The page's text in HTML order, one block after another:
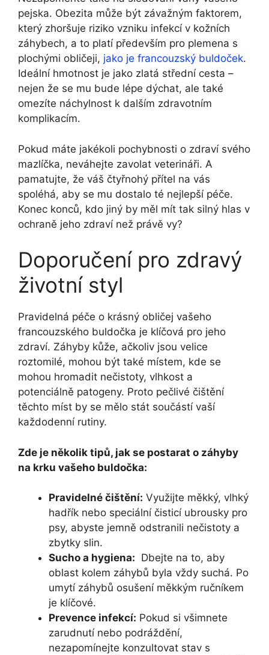
pejska.​ Obezita může být závažným faktorem,
který‍ zhoršuje riziko vzniku infekcí v kožních⁣
záhybech, a to platí především pro plemena s
plochými obličeji, jako je francouzský buldoček.
Ideální⁣ hmotnost je jako zlatá ⁢střední​ cesta ‌–
nejen že se mu bude​ lépe dýchat, ale také
omezíte náchylnost k dalším zdravotním
komplikacím.
Pokud máte jakékoli pochybnosti o zdraví svého⁢
mazlíčka,⁣ neváhejte zavolat veterináři. A
pamatujte, že ‍váš čtyřnohý‍ přítel na vás
spoléhá, aby se mu dostalo té nejlepší péče.
Konec konců, kdo jiný by měl⁣ mít tak silný hlas v
ochraně jeho zdraví než právě vy?
Doporučení pro zdravý
životní‍ styl
Pravidelná péče o krásný obličej vašeho
francouzského‌ buldočka je klíčová pro jeho
‍zdraví. Záhyby kůže, ačkoliv ‍jsou⁣ velice⁢
roztomilé,‍ mohou ‌být také místem, kde se
mohou⁢ hromadit⁣ nečistoty, vlhkost a
potenciálně patogeny. ‍Proto pečlivé čištění
‍těchto míst by se mělo stát součástí vaší​
každodenní rutiny.
Zde je několik tipů, jak se postarat ‌o záhyby
na‍ krku vašeho buldočka:
Pravidelné⁢ čištění: Využijte‌ měkký, ​vlhký
hadřík ⁢nebo speciální čisticí ubrousky pro
⁣psy, abyste jemně odstranili nečistoty a‌
zbytky⁣ slin.
Sucho a hygiena: ⁤ Dbejte na to, aby
oblast kolem záhybů⁢ byla vždy ‌suchá. Po
umytí záhybů osušení měkkým ručníkem
je klíčové.
Prevence infekcí: Pokud si všimnete
zarudnutí nebo podráždění,
nezapomínejte konzultovat stav⁤ s‌